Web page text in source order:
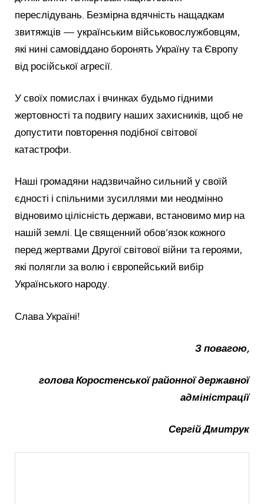
переслідувань. Безмірна вдячність нащадкам
звитяжців — українським військовослужбовцям,
які нині самовіддано боронять Україну та Європу
від російської агресії.
У своїх помислах і вчинках будьмо гідними
жертовності та подвигу наших захисників, щоб не
допустити повторення подібної світової
катастрофи.
Наші громадяни надзвичайно сильний у своїй
єдності і спільними зусиллями ми неодмінно
відновимо цілісність держави, встановимо мир на
нашій землі. Це священний обов’язок кожного
перед жертвами Другої світової війни та героями,
які полягли за волю і європейський вибір
Українського народу.
Слава Україні!
З повагою,
голова Коростенської районної державної
адміністрації
Сергій Дмитрук